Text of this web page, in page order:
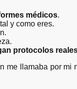
médicos.
y como eres.
protocolos
me llamaba por